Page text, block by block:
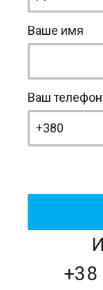
Ваше имя
Ваш телефон